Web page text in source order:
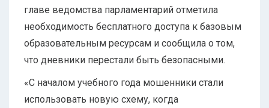
главе ведомства парламентарий отметила
необходимость бесплатного доступа к базовым
образовательным ресурсам и сообщила о том,
что дневники перестали быть безопасными.
«С началом учебного года мошенники стали
использовать новую схему, когда